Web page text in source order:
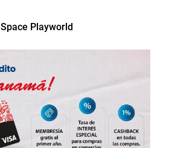
Space Playworld